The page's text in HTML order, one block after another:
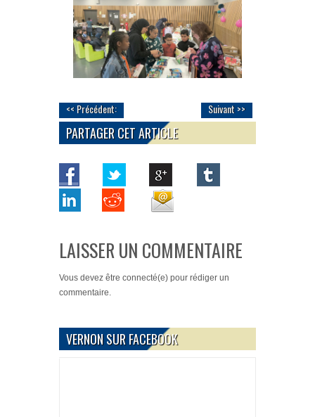
<< Précédent: Suivant >>
PARTAGER CET ARTICLE
LAISSER UN COMMENTAIRE
Vous devez être connecté(e) pour rédiger un
commentaire.
VERNON SUR FACEBOOK